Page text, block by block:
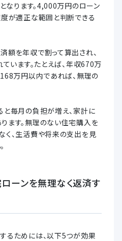
ります。4,000万円のローン
が適正な範囲と判断できる
額を年収で割って算出され、
います。たとえば、年収670万
万円以内であれば、無理の
と毎月の負担が増え、家計に
ます。無理のない住宅購入を
く、生活費や将来の支出を見
ーンを無理なく返済す
るためには、以下5つが効果